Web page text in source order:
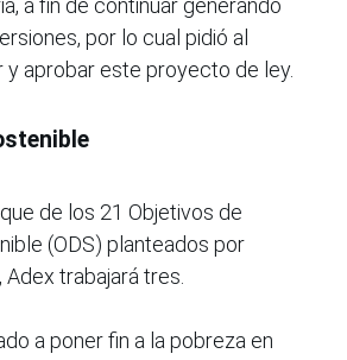
a fin de continuar generando
por lo cual pidió al
y aprobar este proyecto de ley.
de los 21 Objetivos de
(ODS) planteados por
trabajará tres.
a poner fin a la pobreza en